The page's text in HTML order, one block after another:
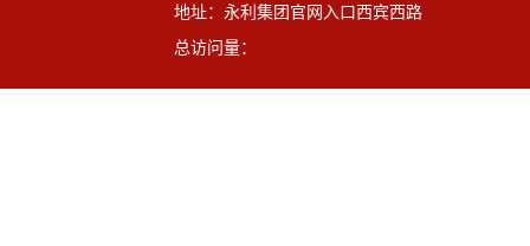
地址：永利集团官网入口西宾西路
总访问量：